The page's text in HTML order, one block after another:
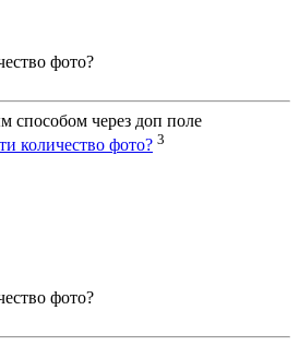
фото?
способом через доп поле
количество фото? 3
фото?